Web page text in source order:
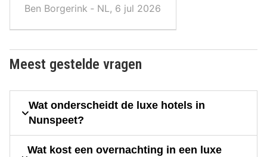
Ben Borgerink ‐ NL, 6 jul 2026
Meest gestelde vragen
Wat onderscheidt de luxe hotels in
Nunspeet?
Wat kost een overnachting in een luxe